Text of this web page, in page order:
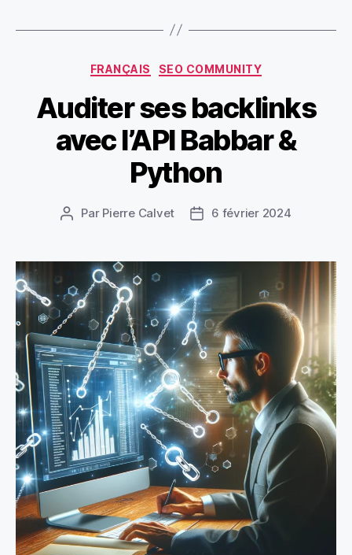
Catégories
FRANÇAIS SEO COMMUNITY
Auditer ses backlinks
avec l’API Babbar &
Python
Auteur
Par Pierre Calvet
Date6 février 2024